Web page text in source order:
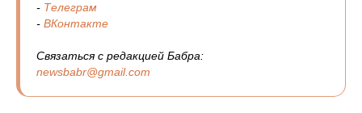
- Телеграм
- ВКонтакте
Связаться с редакцией Бабра:
newsbabr@gmail.com